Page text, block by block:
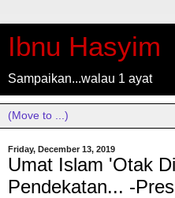
Ibnu Hasyim
Sampaikan...walau 1 ayat
Friday, December 13, 2019
Umat Islam 'Otak
Pendekatan... -